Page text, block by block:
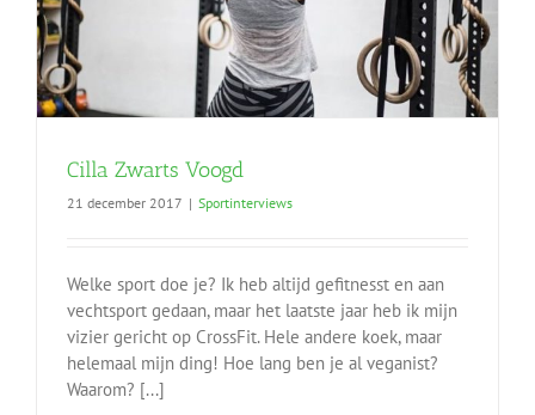
Cilla Zwarts Voogd
21 december 2017 | Sportinterviews
Welke sport doe je? Ik heb altijd gefitnesst en aan
vechtsport gedaan, maar het laatste jaar heb ik mijn
vizier gericht op CrossFit. Hele andere koek, maar
helemaal mijn ding! Hoe lang ben je al veganist?
Waarom? [...]